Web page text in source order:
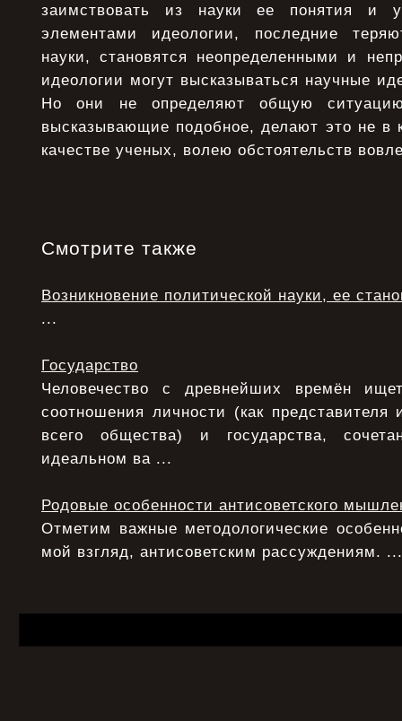
заимствовать из науки ее понятия и
элементами идеологии, последние
науки, становятся неопределенными и
идеологии могут высказываться научные
Но они не определяют общую
высказывающие подобное, делают это не в
качестве ученых, волею обстоятельств
Смотрите также
Возникновение политической науки, ее
...
Государство
Человечество с древнейших времён
соотношения личности (как представителя
всего общества) и государства,
идеальном ва ...
Родовые особенности антисоветского
Отметим важные методологические
мой взгляд, антисоветским рассуждениям. ...